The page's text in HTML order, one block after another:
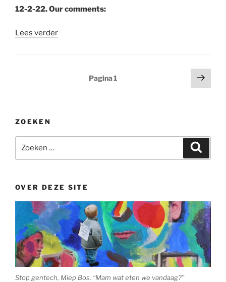
12-2-22. Our comments:
Lees verder“Another
Pagina1
ZOEKEN
naar:
OVER DEZE SITE
Stop gentech, Miep Bos. “Mam wat eten we vandaag?”